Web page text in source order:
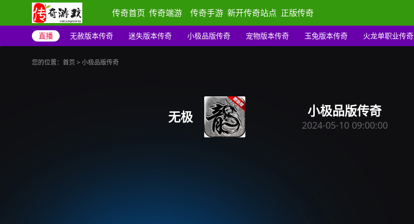
传奇首页 传奇端游 传奇手游 新开传奇站点 正版传奇
直播 无赦版本传奇 迷失版本传奇 小极品版传奇 宠物版本传奇 玉兔版本传奇 火龙单职业传奇
您的位置： 首页 > 小极品版传奇
无极 小极品版传奇
2024-05-10 09:00:00